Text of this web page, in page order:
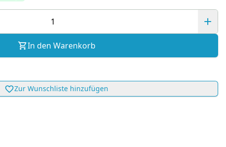
In den Warenkorb
Zur Wunschliste hinzufügen